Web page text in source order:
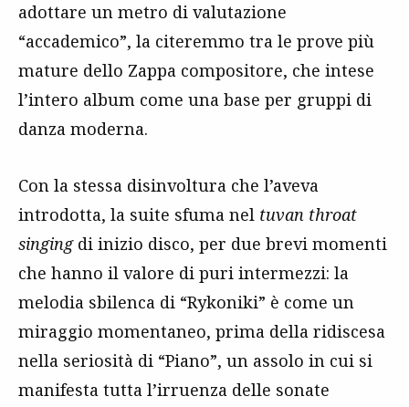
adottare un metro di valutazione
“accademico”, la citeremmo tra le prove più
mature dello Zappa compositore, che intese
l’intero album come una base per gruppi di
danza moderna.
Con la stessa disinvoltura che l’aveva
introdotta, la suite sfuma nel tuvan throat
singingdi inizio disco, per due brevi momenti
che hanno il valore di puri intermezzi: la
melodia sbilenca di “Rykoniki” è come un
miraggio momentaneo, prima della ridiscesa
nella seriosità di “Piano”, un assolo in cui si
manifesta tutta l’irruenza delle sonate